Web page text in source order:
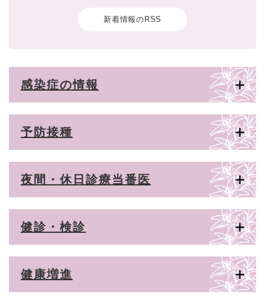
新着情報のRSS
感染症の情報
予防接種
夜間・休日診療当番医
健診・検診
健康増進